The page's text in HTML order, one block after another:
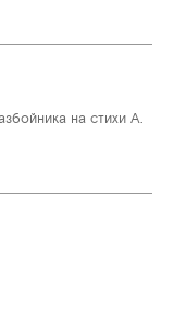
на стихи А.